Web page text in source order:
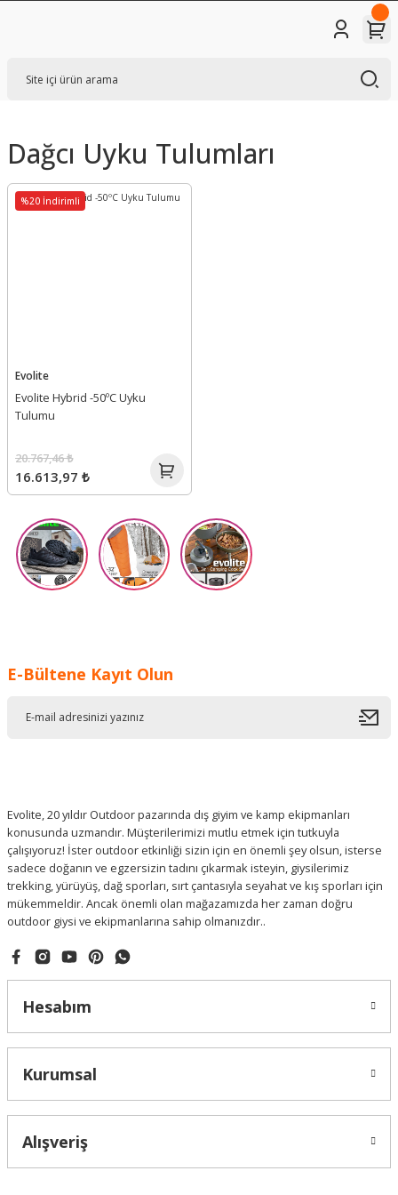
Dağcı Uyku Tulumları
%20 İndirimli
Evolite
Evolite Hybrid -50ºC Uyku
Tulumu
16.613,97 ₺
20.767,46 ₺
E-Bültene Kayıt Olun
Evolite, 20 yıldır Outdoor pazarında dış giyim ve kamp ekipmanları
konusunda uzmandır. Müşterilerimizi mutlu etmek için tutkuyla
çalışıyoruz! İster outdoor etkinliği sizin için en önemli şey olsun, isterse
sadece doğanın ve egzersizin tadını çıkarmak isteyin, giysilerimiz
trekking, yürüyüş, dağ sporları, sırt çantasıyla seyahat ve kış sporları için
mükemmeldir. Ancak önemli olan mağazamızda her zaman doğru
outdoor giysi ve ekipmanlarına sahip olmanızdır..
Hesabım
Kurumsal
Alışveriş